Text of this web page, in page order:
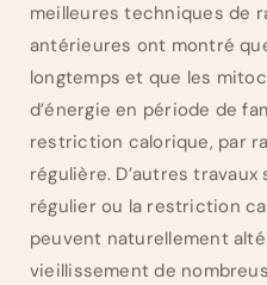
meilleures techniques de
antérieures ont montré
longtemps et que les
d’énergie en période de
restriction calorique, par
régulière. D’autres
régulier ou la restriction
peuvent naturellement
vieillissement de